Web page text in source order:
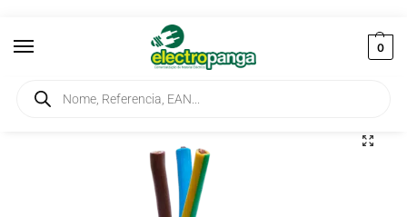
0
Início / Condutores Eléctricos / Cabos